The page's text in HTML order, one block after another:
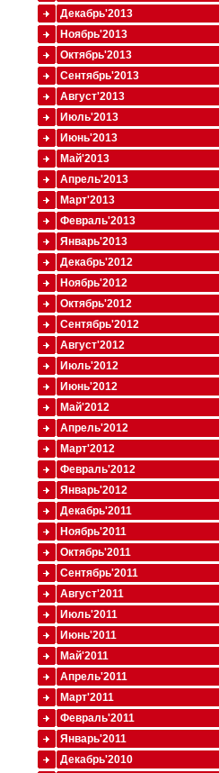
Декабрь'2013
Ноябрь'2013
Октябрь'2013
Сентябрь'2013
Август'2013
Июль'2013
Июнь'2013
Май'2013
Апрель'2013
Март'2013
Февраль'2013
Январь'2013
Декабрь'2012
Ноябрь'2012
Октябрь'2012
Сентябрь'2012
Август'2012
Июль'2012
Июнь'2012
Май'2012
Апрель'2012
Март'2012
Февраль'2012
Январь'2012
Декабрь'2011
Ноябрь'2011
Октябрь'2011
Сентябрь'2011
Август'2011
Июль'2011
Июнь'2011
Май'2011
Апрель'2011
Март'2011
Февраль'2011
Январь'2011
Декабрь'2010